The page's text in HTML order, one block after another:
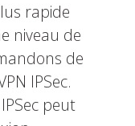
rapide
niveau de
de
IPSec.
peut